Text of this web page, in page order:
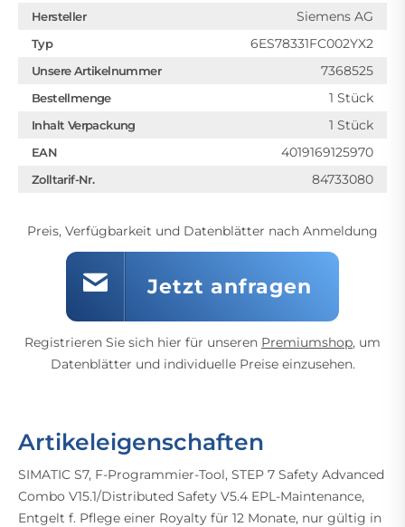
Hersteller Siemens AG
Typ 6ES78331FC002YX2
Unsere Artikelnummer 7368525
Bestellmenge 1 Stück
Inhalt Verpackung 1 Stück
EAN 4019169125970
Zolltarif-Nr. 84733080
Preis, Verfügbarkeit und Datenblätter nach Anmeldung
Jetzt anfragen
Registrieren Sie sich hier für unseren Premiumshop, um
Datenblätter und individuelle Preise einzusehen.
Artikeleigenschaften
SIMATIC S7, F-Programmier-Tool, STEP 7 Safety Advanced
Combo V15.1/Distributed Safety V5.4 EPL-Maintenance,
Entgelt f. Pflege einer Royalty für 12 Monate, nur gültig in